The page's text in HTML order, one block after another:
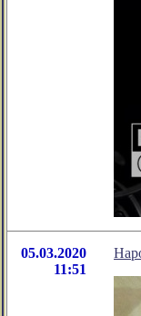
05.03.2020
11:51